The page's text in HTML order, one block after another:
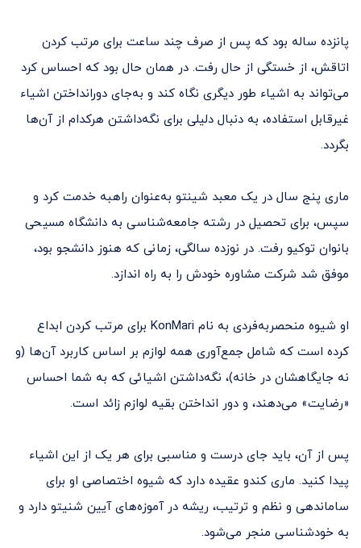
پانزده ساله بود که پس از صرف چند ساعت برای مرتب کردن
اتاقش، از خستگی از حال رفت. در همان حال بود که احساس کرد
می‌تواند به اشیاء طور دیگری نگاه کند و به‌جای دورانداختن اشیاء
غیرقابل استفاده، به دنبال دلیلی برای نگه‌داشتن هرکدام از آن‌ها
بگردد.
ماری پنج سال در یک معبد شینتو به‌عنوان راهبه خدمت کرد و
سپس، برای تحصیل در رشته جامعه‌شناسی به دانشگاه مسیحی
بانوان توکیو رفت. در نوزده سالگی، زمانی که هنوز دانشجو بود،
موفق شد شرکت مشاوره خودش را به راه اندازد.
او شیوه منحصربه‌فردی به نام KonMari برای مرتب کردن ابداع
کرده است که شامل جمع‌آوری همه لوازم بر اساس کاربرد آن‌ها (و
نه جایگاهشان در خانه)، نگه‌داشتن اشیائی که به شما احساس
«رضایت» می‌دهند، و دور انداختن بقیه لوازم زائد است.
پس از آن، باید جای درست و مناسبی برای هر یک از این اشیاء
پیدا کنید. ماری کندو عقیده دارد که شیوه اختصاصی او برای
ساماندهی و نظم و ترتیب، ریشه در آموزه‌های آیین شنیتو دارد و
به خودشناسی منجر می‌شود.